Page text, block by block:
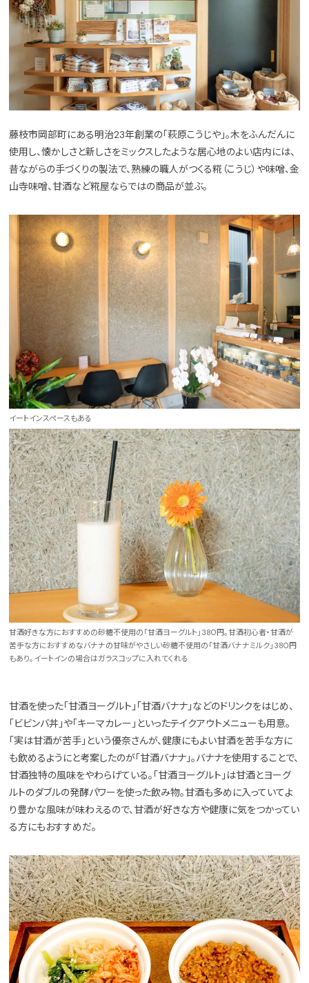
藤枝市岡部町にある明治23年創業の「萩原こうじや」。木をふんだんに
使用し、懐かしさと新しさをミックスしたような居心地のよい店内には、
昔ながらの手づくりの製法で、熟練の職人がつくる糀（こうじ）や味噌、金
山寺味噌、甘酒など糀屋ならではの商品が並ぶ。
イートインスペースもある
甘酒好きな方におすすめの砂糖不使用の「甘酒ヨーグルト」380円。甘酒初心者・甘酒が
苦手な方におすすめなバナナの甘味がやさしい砂糖不使用の「甘酒バナナミルク」380円
もあり。イートインの場合はガラスコップに入れてくれる
甘酒を使った「甘酒ヨーグルト」「甘酒バナナ」などのドリンクをはじめ、
「ビビンバ丼」や「キーマカレー」といったテイクアウトメニューも用意。
「実は甘酒が苦手」という優奈さんが、健康にもよい甘酒を苦手な方に
も飲めるようにと考案したのが「甘酒バナナ」。バナナを使用することで、
甘酒独特の風味をやわらげている。「甘酒ヨーグルト」は甘酒とヨーグ
ルトのダブルの発酵パワーを使った飲み物。甘酒も多めに入っていてよ
り豊かな風味が味わえるので、甘酒が好きな方や健康に気をつかってい
る方にもおすすめだ。